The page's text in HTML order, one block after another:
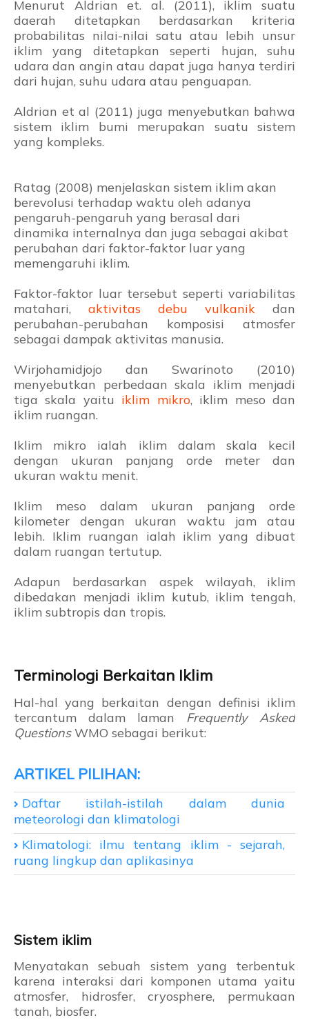
Menurut Aldrian et. al. (2011), iklim suatu
daerah ditetapkan berdasarkan kriteria
probabilitas nilai-nilai satu atau lebih unsur
iklim yang ditetapkan seperti hujan, suhu
udara dan angin atau dapat juga hanya terdiri
dari hujan, suhu udara atau penguapan.
Aldrian et al (2011) juga menyebutkan bahwa
sistem iklim bumi merupakan suatu sistem
yang kompleks.
Ratag (2008) menjelaskan sistem iklim akan
berevolusi terhadap waktu oleh adanya
pengaruh-pengaruh yang berasal dari
dinamika internalnya dan juga sebagai akibat
perubahan dari faktor-faktor luar yang
memengaruhi iklim.
Faktor-faktor luar tersebut seperti variabilitas
matahari, aktivitas debu vulkanik dan
perubahan-perubahan komposisi atmosfer
sebagai dampak aktivitas manusia.
Wirjohamidjojo dan Swarinoto (2010)
menyebutkan perbedaan skala iklim menjadi
tiga skala yaitu iklim mikro, iklim meso dan
iklim ruangan.
Iklim mikro ialah iklim dalam skala kecil
dengan ukuran panjang orde meter dan
ukuran waktu menit.
Iklim meso dalam ukuran panjang orde
kilometer dengan ukuran waktu jam atau
lebih. Iklim ruangan ialah iklim yang dibuat
dalam ruangan tertutup.
Adapun berdasarkan aspek wilayah, iklim
dibedakan menjadi iklim kutub, iklim tengah,
iklim subtropis dan tropis.
Terminologi Berkaitan Iklim
Hal-hal yang berkaitan dengan definisi iklim
tercantum dalam laman Frequently Asked
QuestionsWMO sebagai berikut:
Daftar istilah-istilah dalam dunia
meteorologi dan klimatologi
Klimatologi: ilmu tentang iklim - sejarah,
ruang lingkup dan aplikasinya
Sistem iklim
Menyatakan sebuah sistem yang terbentuk
karena interaksi dari komponen utama yaitu
atmosfer, hidrosfer, cryosphere, permukaan
tanah, biosfer.